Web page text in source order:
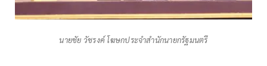
นายชัย วัชรงค์ โฆษกประจำสำนักนายกรัฐมนตรี